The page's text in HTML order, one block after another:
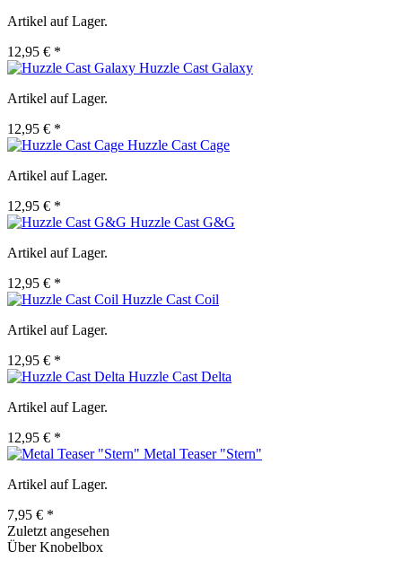
Artikel auf Lager.
12,95 € *
Huzzle Cast Galaxy
Artikel auf Lager.
12,95 € *
Huzzle Cast Cage
Artikel auf Lager.
12,95 € *
Huzzle Cast G&G
Artikel auf Lager.
12,95 € *
Huzzle Cast Coil
Artikel auf Lager.
12,95 € *
Huzzle Cast Delta
Artikel auf Lager.
12,95 € *
Metal Teaser "Stern"
Artikel auf Lager.
7,95 € *
Zuletzt angesehen
Über Knobelbox